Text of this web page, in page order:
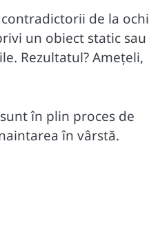
de la
un obiect static sau
Rezultatul? Amețeli,
în plin proces de
în vârstă.